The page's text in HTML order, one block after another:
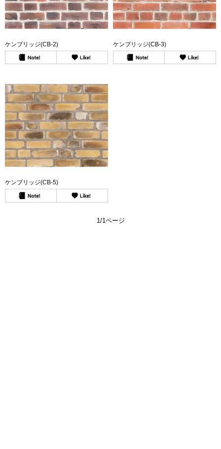
ケンブリッジ(CB-2) ケンブリッジ(CB-3)
ケンブリッジ(CB-5)
1/1ページ